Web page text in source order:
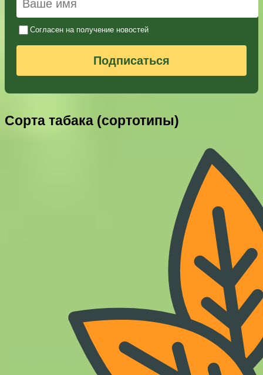
Согласен на получение новостей
Подписаться
Сорта табака (сортотипы)